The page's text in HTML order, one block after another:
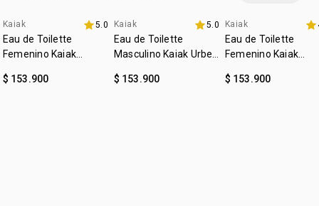
Ver-o-Peso" y de la "Associação de Produtores de Boa
Vista (APOBV)".
*las imágenes son ilustrativas, este producto esta en una
indicado en su descripción
4u al 40%
Kaiak 5.0
Eau de Toilette
Femenino Kaiak
$ 153.900
4u al 40%
Kaiak 5.0
Eau de Toilette
Masculino Kaiak Urbe
$ 153.900
4u al 40%
Kaiak
Eau de Toilette
Femenino Kaiak
$ 153.900